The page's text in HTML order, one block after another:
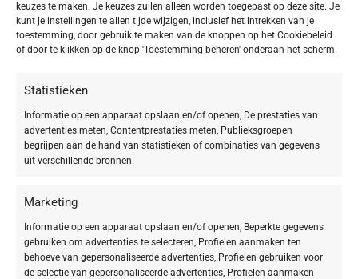
keuzes te maken. Je keuzes zullen alleen worden toegepast op deze site. Je
kunt je instellingen te allen tijde wijzigen, inclusief het intrekken van je
toestemming, door gebruik te maken van de knoppen op het Cookiebeleid
of door te klikken op de knop 'Toestemming beheren' onderaan het scherm.
Statistieken
Informatie op een apparaat opslaan en/of openen, De prestaties van
advertenties meten, Contentprestaties meten, Publieksgroepen
begrijpen aan de hand van statistieken of combinaties van gegevens
uit verschillende bronnen.
Marketing
Informatie op een apparaat opslaan en/of openen, Beperkte gegevens
gebruiken om advertenties te selecteren, Profielen aanmaken ten
behoeve van gepersonaliseerde advertenties, Profielen gebruiken voor
de selectie van gepersonaliseerde advertenties, Profielen aanmaken
16,90 €13,52 € 25,90 €20,72
BABOR MAKE UP – LIP MAKE UP
Matte Lipstick 14 light mauve matte